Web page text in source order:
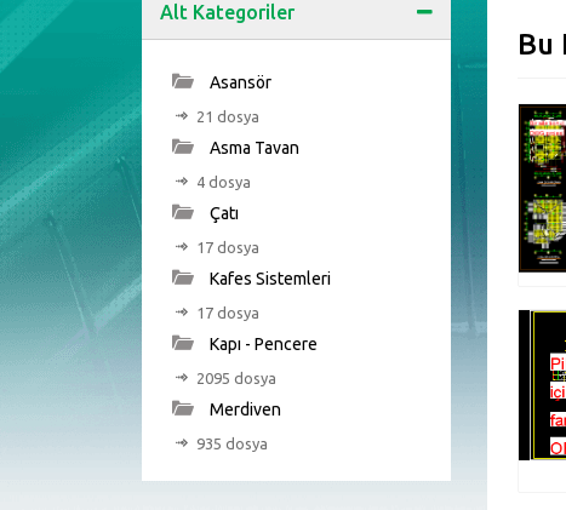
Alt Kategoriler
Asansör
21 dosya
Asma Tavan
4 dosya
Çatı
17 dosya
Kafes Sistemleri
17 dosya
Kapı - Pencere
2095 dosya
Merdiven
935 dosya
Bu